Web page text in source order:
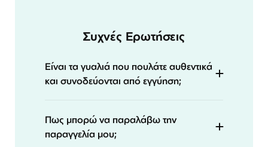
Συχνές Ερωτήσεις
Είναι τα γυαλιά που πουλάτε αυθεντικά
και συνοδεύονται από εγγύηση;
Πως μπορώ να παραλάβω την
παραγγελία μου;